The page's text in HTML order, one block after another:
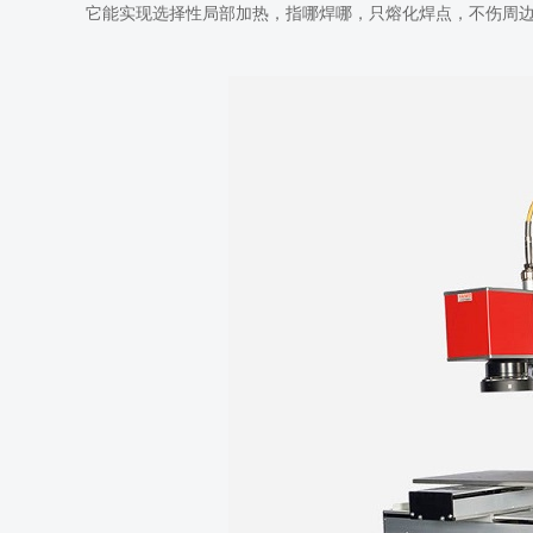
它能实现选择性局部加热，指哪焊哪，只熔化焊点，不伤周